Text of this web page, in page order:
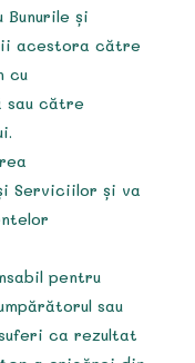
și
acestora către
cu
sau către
Serviciilor și va
pentru
sau
ca rezultat